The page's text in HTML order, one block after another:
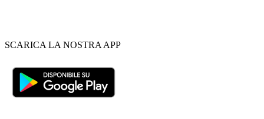
SCARICA LA NOSTRA APP